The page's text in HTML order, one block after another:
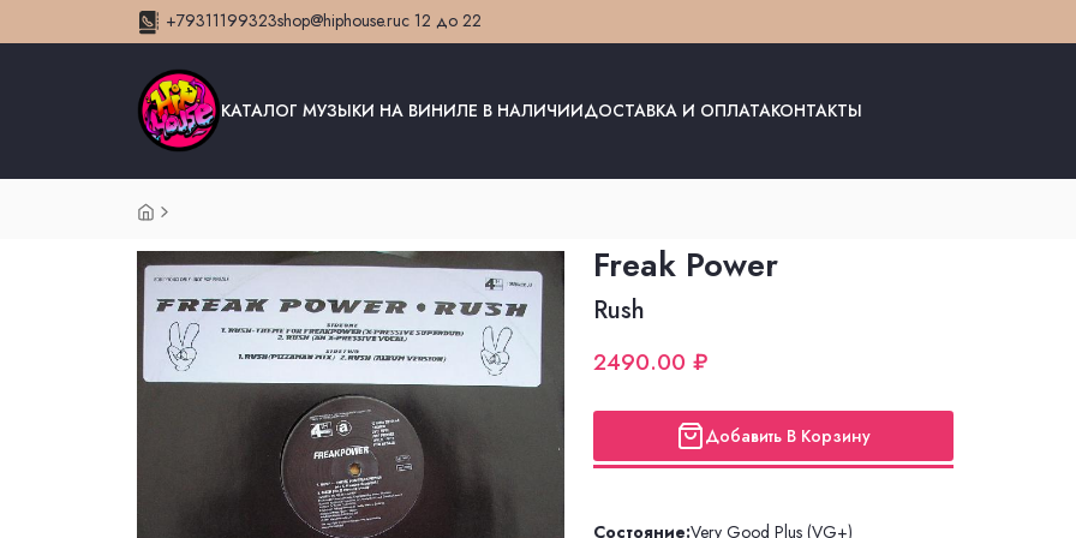
+79311199323shop@hiphouse.ruс 12 до 22
КАТАЛОГ МУЗЫКИ НА ВИНИЛЕ В НАЛИЧИИДОСТАВКА И ОПЛАТАКОНТАКТЫ
Freak Power
Rush
2490.00 ₽
Добавить В Корзину
Состояние:Very Good Plus (VG+)